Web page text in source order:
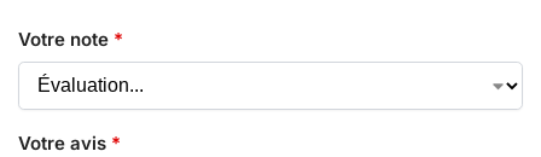
Votre note *
Votre avis *